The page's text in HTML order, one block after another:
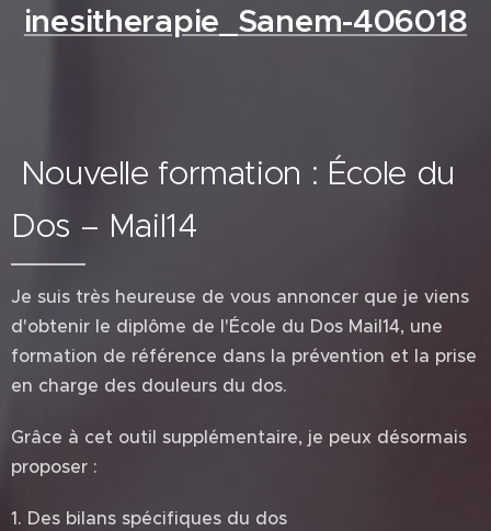
inesitherapie_Sanem-406018
Nouvelle formation : École du
Dos – Mail14
Je suis très heureuse de vous annoncer que je viens
d'obtenir le diplôme de l'École du Dos Mail14, une
formation de référence dans la prévention et la prise
en charge des douleurs du dos.
Grâce à cet outil supplémentaire, je peux désormais
proposer :
1. Des bilans spécifiques du dos